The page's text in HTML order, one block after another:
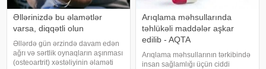
Əllərinizdə bu əlamətlər
varsa, diqqətli olun
Əllərdə gün ərzində davam edən
ağrı və sərtlik oynaqların aşınması
(osteoartrit) xəstəliyinin əlaməti
Arıqlama məhsullarında
təhlükəli maddələr aşkar
edilib - AQTA
Arıqlama məhsullarının tərkibində
insan sağlamlığı üçün ciddi